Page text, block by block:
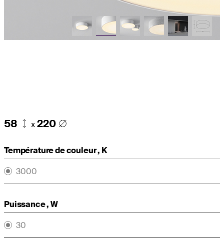
58 x220
Température de couleur , K
3000
Puissance , W
30